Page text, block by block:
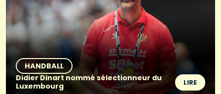
HANDBALL
Didier Dinart nommé sélectionneur du
Luxembourg
LIRE